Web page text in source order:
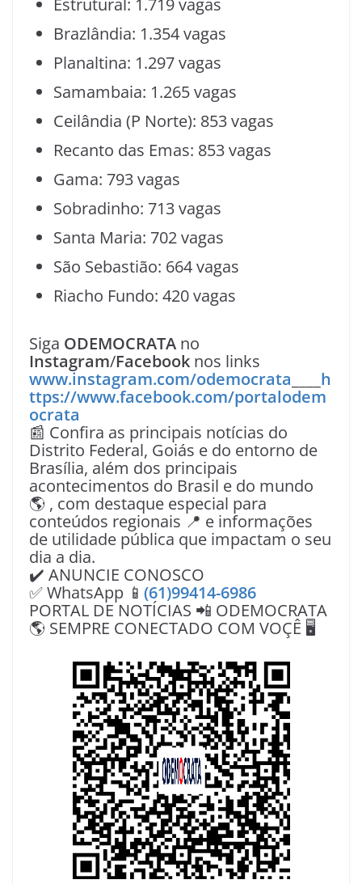
Estrutural: 1.719 vagas
Brazlândia: 1.354 vagas
Planaltina: 1.297 vagas
Samambaia: 1.265 vagas
Ceilândia (P Norte): 853 vagas
Recanto das Emas: 853 vagas
Gama: 793 vagas
Sobradinho: 713 vagas
Santa Maria: 702 vagas
São Sebastião: 664 vagas
Riacho Fundo: 420 vagas
Siga ODEMOCRATA no
Instagram/Facebook nos links
www.instagram.com/odemocrata
h
ttps://www.facebook.com/portalodem
ocrata
📰 Confira as principais notícias do
Distrito Federal, Goiás e do entorno de
Brasília, além dos principais
acontecimentos do Brasil e do mundo
🌎 , com destaque especial para
conteúdos regionais 📍 e informações
de utilidade pública que impactam o seu
dia a dia.
✔️ ANUNCIE CONOSCO
✅ WhatsApp 📱 (61)99414-6986
PORTAL DE NOTÍCIAS 📲 ODEMOCRATA
🌎 SEMPRE CONECTADO COM VOÇÊ 🖥️